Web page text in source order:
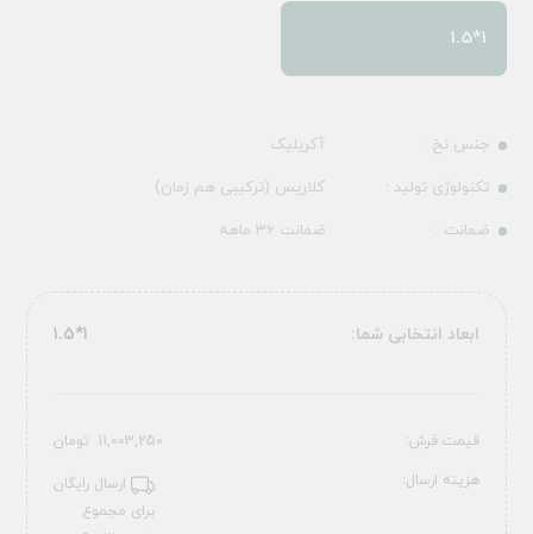
جنس نخ :
آکریلیک
تکنولوژی تولید :
کلاریس (ترکیبی هم زمان)
ضمانت :
ضمانت 36 ماهه
1*1.5
ابعاد انتخابی شما: 1*1.5
قیمت فرش: 11,003,250 تومان
هزینه ارسال:
ارسال رایگان
برای مجموع